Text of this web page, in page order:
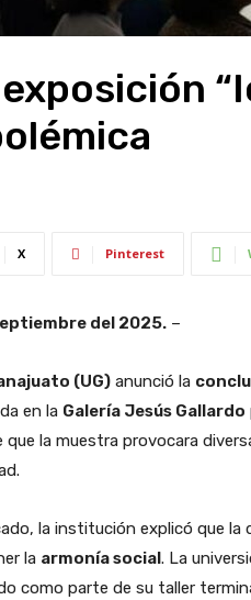
X Pinterest
del 2025. –
(UG) anunció la
en la Galería Jesús Gallardo
que la muestra provocara
la institución explicó que la
la armonía social. La
como parte de su taller